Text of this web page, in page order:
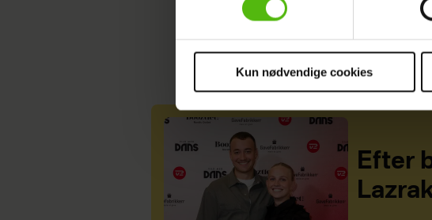
Vi anvender egne cookies og cookies fra
sociale medier.
cookies, samarbejdspartnere og
voresprivatlivspolitik
Kun nødvendige cookies
Efter